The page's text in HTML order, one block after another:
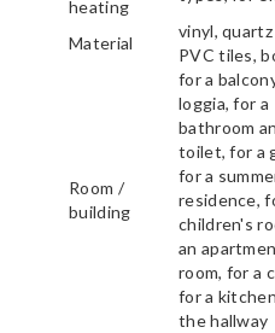
heating
Material
vinyl, quartz
PVC tiles,
Room /
building
for a
loggia, for a
bathroom
toilet, for a
for a
residence,
children's
an
room, for a
for a
the hallway